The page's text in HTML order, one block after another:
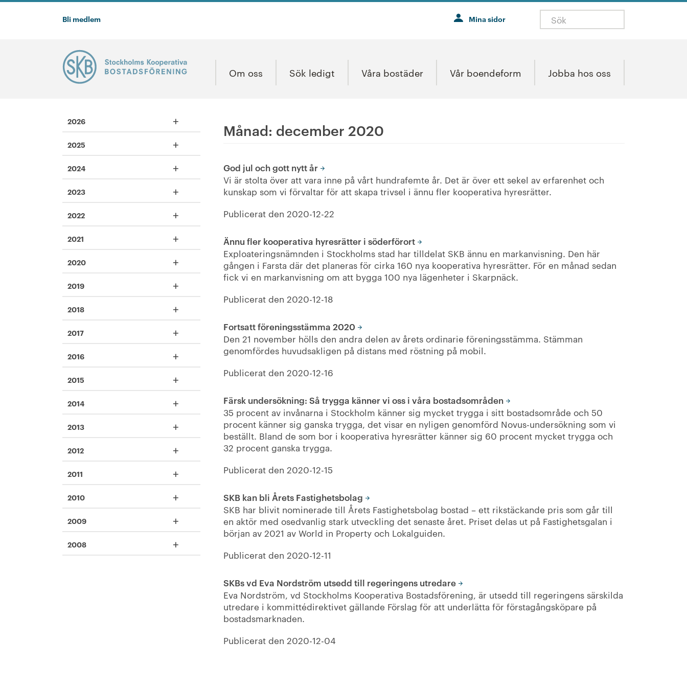
Bli medlem Mina sidor
Om oss Sök ledigt Våra bostäder Vår boendeform Jobba hos oss
+
2026
+
2025
+
2024
+
2023
+
2022
+
2021
+
2020
+
2019
+
2018
+
2017
+
2016
+
2015
+
2014
+
2013
+
2012
+
2011
+
2010
+
2009
+
2008
Månad: december 2020
God jul och gott nytt år
Vi är stolta över att vara inne på vårt hundrafemte år. Det är över ett sekel av erfarenhet och
kunskap som vi förvaltar för att skapa trivsel i ännu fler kooperativa hyresrätter.
Publicerat den 2020-12-22
Ännu fler kooperativa hyresrätter i söderförort
Exploateringsnämnden i Stockholms stad har tilldelat SKB ännu en markanvisning. Den här
gången i Farsta där det planeras för cirka 160 nya kooperativa hyresrätter. För en månad sedan
fick vi en markanvisning om att bygga 100 nya lägenheter i Skarpnäck.
Publicerat den 2020-12-18
Fortsatt föreningsstämma 2020
Den 21 november hölls den andra delen av årets ordinarie föreningsstämma. Stämman
genomfördes huvudsakligen på distans med röstning på mobil.
Publicerat den 2020-12-16
Färsk undersökning: Så trygga känner vi oss i våra bostadsområden
35 procent av invånarna i Stockholm känner sig mycket trygga i sitt bostadsområde och 50
procent känner sig ganska trygga, det visar en nyligen genomförd Novus-undersökning som vi
beställt. Bland de som bor i kooperativa hyresrätter känner sig 60 procent mycket trygga och
32 procent ganska trygga.
Publicerat den 2020-12-15
SKB kan bli Årets Fastighetsbolag
SKB har blivit nominerade till Årets Fastighetsbolag bostad – ett rikstäckande pris som går till
en aktör med osedvanlig stark utveckling det senaste året. Priset delas ut på Fastighetsgalan i
början av 2021 av World in Property och Lokalguiden.
Publicerat den 2020-12-11
SKBs vd Eva Nordström utsedd till regeringens utredare
Eva Nordström, vd Stockholms Kooperativa Bostadsförening, är utsedd till regeringens särskilda
utredare i kommittédirektivet gällande Förslag för att underlätta för förstagångsköpare på
bostadsmarknaden.
Publicerat den 2020-12-04